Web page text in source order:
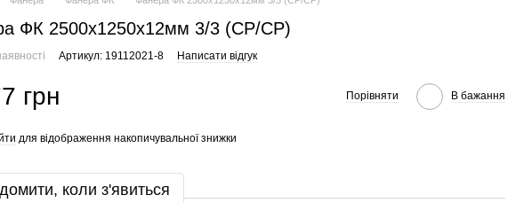
ФК 2500x1250x12мм 3/3 (CP/CP)
Артикул: 19112021-8 Написати відгук
грн Порівняти В бажання
для відображення накопичувальної знижки
коли з'явиться